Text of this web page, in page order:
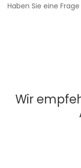
Haben Sie eine
Wir